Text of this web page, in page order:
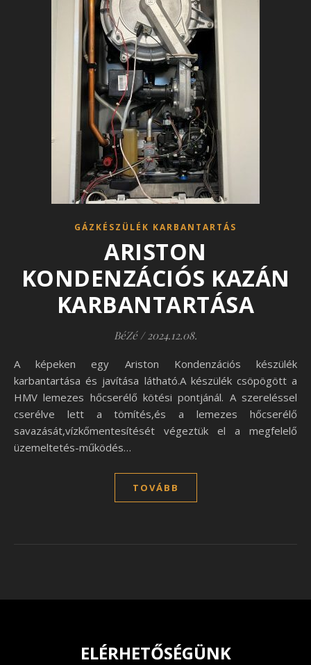
GÁZKÉSZÜLÉK KARBANTARTÁS
ARISTON
KONDENZÁCIÓS KAZÁN
KARBANTARTÁSA
BéZé / 2024.12.08.
A képeken egy Ariston Kondenzációs készülék
karbantartása és javítása látható.A készülék csöpögött a
HMV lemezes hőcserélő kötési pontjánál. A szereléssel
cserélve lett a tömítés,és a lemezes hőcserélő
savazását,vízkőmentesítését végeztük el a megfelelő
üzemeltetés-működés…
TOVÁBB
ELÉRHETŐSÉGÜNK